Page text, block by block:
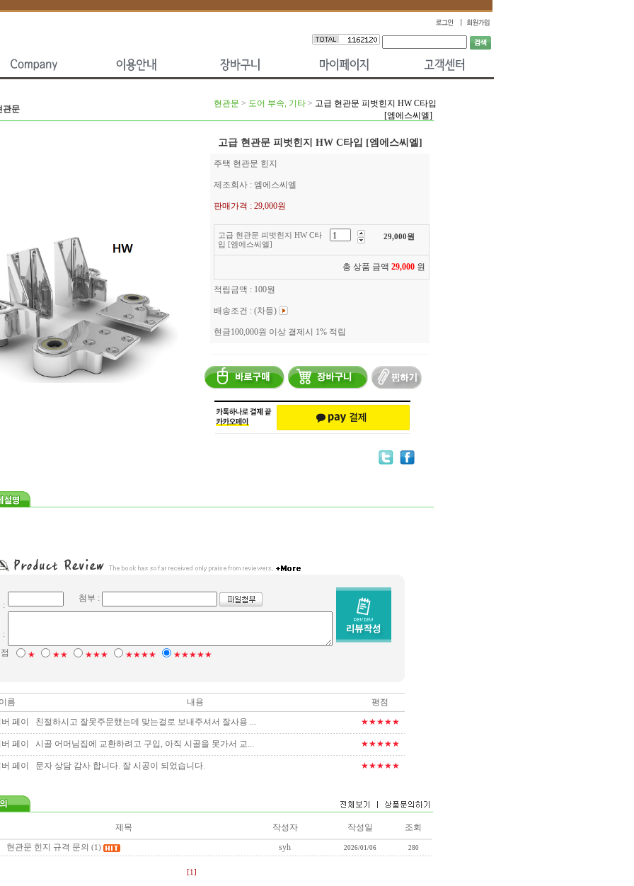
관문
현관문 > 도어 부속, 기타 > 고급 현관문 피벗힌지 HW C타입
[엠에스씨엘]
고급 현관문 피벗힌지 HW C타입 [엠에스씨엘]
주택 현관문 힌지
제조회사 : 엠에스씨엘
판매가격 : 29,000원
고급 현관문 피벗힌지 HW C타
입 [엠에스씨엘]
29,000원
총 상품 금액 29,000 원
적립금액 : 100원
배송조건 : (차등)
현금100,000원 이상 결제시 1% 적립
:
첨부 :
:
★ ★★ ★★★ ★★★★ ★★★★★
름 내용
평점
페이
친절하시고 잘못주문했는데 맞는걸로 보내주셔서 잘사용 ... ★★★★★
페이 시골 어머님집에 교환하려고 구입, 아직 시골을 못가서 교... ★★★★★
페이 문자 상담 감사 합니다. 잘 시공이 되었습니다. ★★★★★
제목 작성자 작성일
조회
현관문 힌지 규격 문의 (1) syh 2026/01/06 280
[1]